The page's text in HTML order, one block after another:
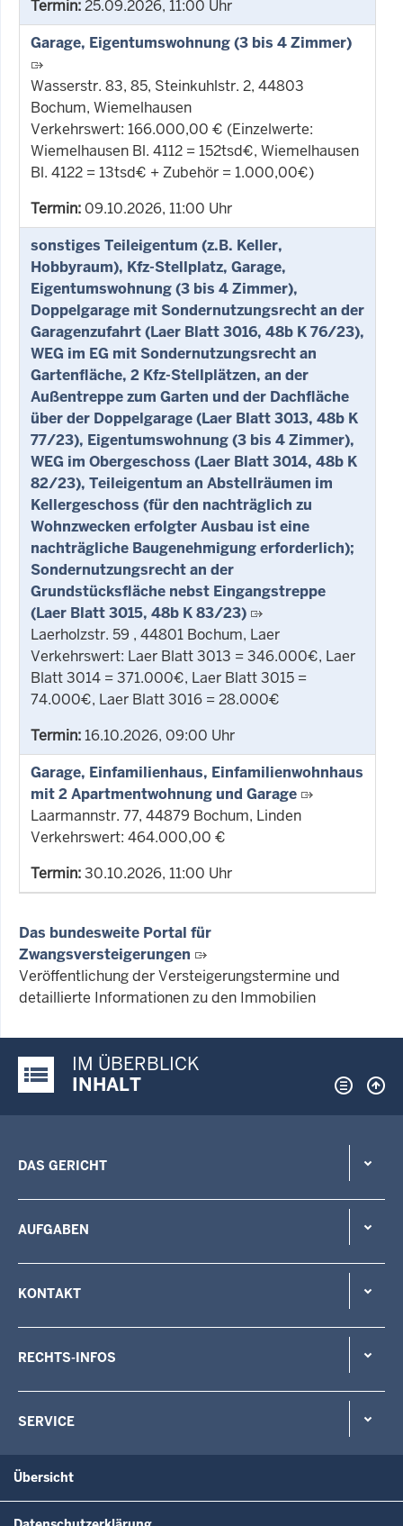
Termin:25.09.2026, 11:00 Uhr
Garage, Eigentumswohnung (3 bis 4 Zimmer)
Wasserstr. 83, 85, Steinkuhlstr. 2, 44803
Bochum, Wiemelhausen
Verkehrswert: 166.000,00 € (Einzelwerte:
Wiemelhausen Bl. 4112 = 152tsd€, Wiemelhausen
Bl. 4122 = 13tsd€ + Zubehör = 1.000,00€)
Termin:09.10.2026, 11:00 Uhr
sonstiges Teileigentum (z.B. Keller,
Hobbyraum), Kfz-Stellplatz, Garage,
Eigentumswohnung (3 bis 4 Zimmer),
Doppelgarage mit Sondernutzungsrecht an der
Garagenzufahrt (Laer Blatt 3016, 48b K 76/23),
WEG im EG mit Sondernutzungsrecht an
Gartenfläche, 2 Kfz-Stellplätzen, an der
Außentreppe zum Garten und der Dachfläche
über der Doppelgarage (Laer Blatt 3013, 48b K
77/23), Eigentumswohnung (3 bis 4 Zimmer),
WEG im Obergeschoss (Laer Blatt 3014, 48b K
82/23), Teileigentum an Abstellräumen im
Kellergeschoss (für den nachträglich zu
Wohnzwecken erfolgter Ausbau ist eine
nachträgliche Baugenehmigung erforderlich);
Sondernutzungsrecht an der
Grundstücksfläche nebst Eingangstreppe
(Laer Blatt 3015, 48b K 83/23)
Laerholzstr. 59 , 44801 Bochum, Laer
Verkehrswert: Laer Blatt 3013 = 346.000€, Laer
Blatt 3014 = 371.000€, Laer Blatt 3015 =
74.000€, Laer Blatt 3016 = 28.000€
Termin:16.10.2026, 09:00 Uhr
Garage, Einfamilienhaus, Einfamilienwohnhaus
mit 2 Apartmentwohnung und Garage
Laarmannstr. 77, 44879 Bochum, Linden
Verkehrswert: 464.000,00 €
Termin:30.10.2026, 11:00 Uhr
Das bundesweite Portal für
Zwangsversteigerungen
Veröffentlichung der Versteigerungstermine und
detaillierte Informationen zu den Immobilien
Justiz-Portal im Überblick:
IM ÜBERBLICK
INHALT
DAS GERICHT
AUFGABEN
KONTAKT
RECHTS-INFOS
SERVICE
Übersicht